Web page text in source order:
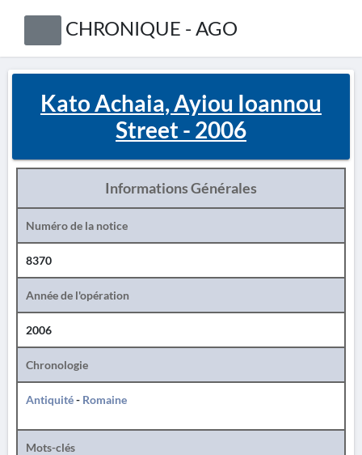
CHRONIQUE - AGO
Kato Achaia, Ayiou Ioannou
Street - 2006
Informations Générales
Numéro de la notice
8370
Année de l'opération
2006
Chronologie
Antiquité- Romaine
Mots-clés